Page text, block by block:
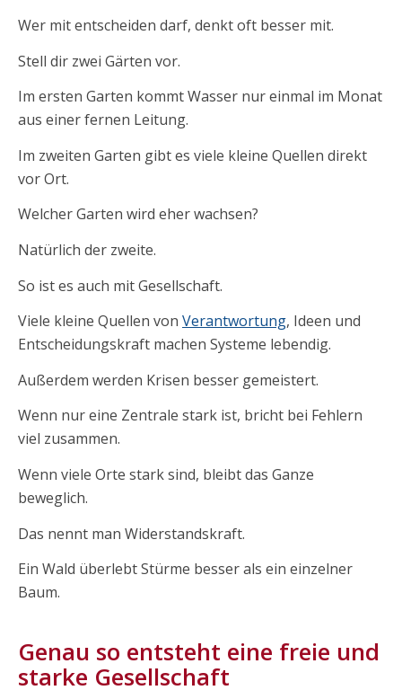
Wer mit entscheiden darf, denkt oft besser mit.
Stell dir zwei Gärten vor.
Im ersten Garten kommt Wasser nur einmal im Monat
aus einer fernen Leitung.
Im zweiten Garten gibt es viele kleine Quellen direkt
vor Ort.
Welcher Garten wird eher wachsen?
Natürlich der zweite.
So ist es auch mit Gesellschaft.
Viele kleine Quellen von Verantwortung, Ideen und
Entscheidungskraft machen Systeme lebendig.
Außerdem werden Krisen besser gemeistert.
Wenn nur eine Zentrale stark ist, bricht bei Fehlern
viel zusammen.
Wenn viele Orte stark sind, bleibt das Ganze
beweglich.
Das nennt man Widerstandskraft.
Ein Wald überlebt Stürme besser als ein einzelner
Baum.
Genau so entsteht eine freie und
starke Gesellschaft